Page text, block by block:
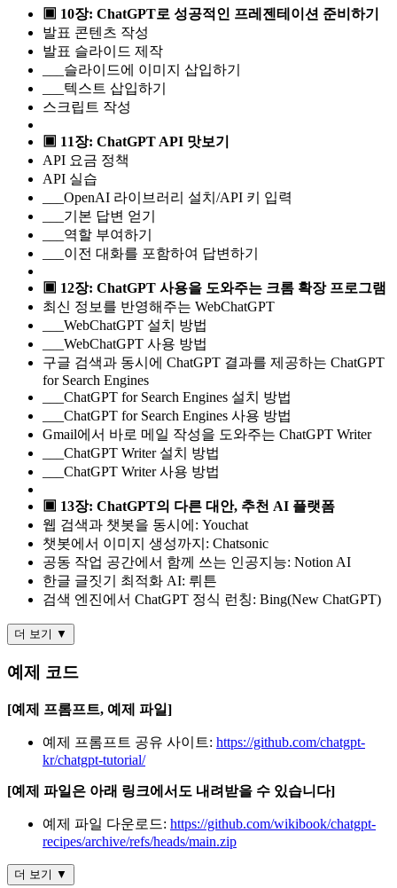
▣ 10장: ChatGPT로 성공적인 프레젠테이션 준비하기
발표 콘텐츠 작성
발표 슬라이드 제작
___슬라이드에 이미지 삽입하기
___텍스트 삽입하기
스크립트 작성
▣ 11장: ChatGPT API 맛보기
API 요금 정책
API 실습
___OpenAI 라이브러리 설치/API 키 입력
___기본 답변 얻기
___역할 부여하기
___이전 대화를 포함하여 답변하기
▣ 12장: ChatGPT 사용을 도와주는 크롬 확장 프로그램
최신 정보를 반영해주는 WebChatGPT
___WebChatGPT 설치 방법
___WebChatGPT 사용 방법
구글 검색과 동시에 ChatGPT 결과를 제공하는 ChatGPT
for Search Engines
___ChatGPT for Search Engines 설치 방법
___ChatGPT for Search Engines 사용 방법
Gmail에서 바로 메일 작성을 도와주는 ChatGPT Writer
___ChatGPT Writer 설치 방법
___ChatGPT Writer 사용 방법
▣ 13장: ChatGPT의 다른 대안, 추천 AI 플랫폼
웹 검색과 챗봇을 동시에: Youchat
챗봇에서 이미지 생성까지: Chatsonic
공동 작업 공간에서 함께 쓰는 인공지능: Notion AI
한글 글짓기 최적화 AI: 뤼튼
검색 엔진에서 ChatGPT 정식 런칭: Bing(New ChatGPT)
더 보기 ▼
예제 코드
[예제 프롬프트, 예제 파일]
예제 프롬프트 공유 사이트: https://github.com/chatgpt-
kr/chatgpt-tutorial/
[예제 파일은 아래 링크에서도 내려받을 수 있습니다]
예제 파일 다운로드: https://github.com/wikibook/chatgpt-
recipes/archive/refs/heads/main.zip
더 보기 ▼